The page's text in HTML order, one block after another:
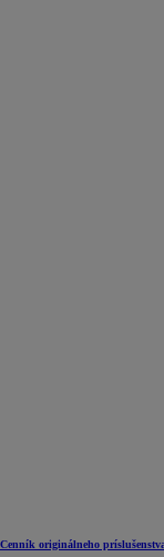
Cenník originálneho